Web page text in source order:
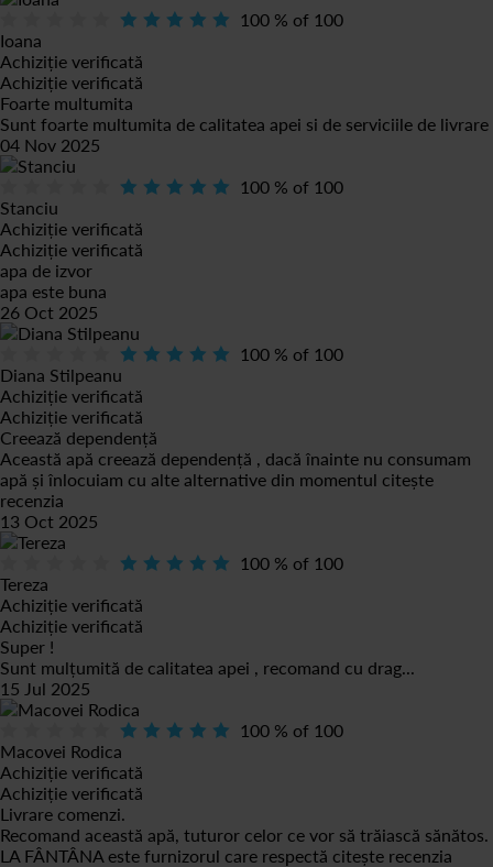
100 % of 100
Ioana
Achiziție verificată
Achiziție verificată
Foarte multumita
Sunt foarte multumita de calitatea apei si de serviciile de livrare
04 Nov 2025
100 % of 100
Stanciu
Achiziție verificată
Achiziție verificată
apa de izvor
apa este buna
26 Oct 2025
100 % of 100
Diana Stilpeanu
Achiziție verificată
Achiziție verificată
Creează dependență
Această apă creează dependență , dacă înainte nu consumam
apă și înlocuiam cu alte alternative din momentul citește
recenzia
13 Oct 2025
100 % of 100
Tereza
Achiziție verificată
Achiziție verificată
Super !
Sunt mulțumită de calitatea apei , recomand cu drag...
15 Jul 2025
100 % of 100
Macovei Rodica
Achiziție verificată
Achiziție verificată
Livrare comenzi.
Recomand această apă, tuturor celor ce vor să trăiască sănătos.
LA FÂNTÂNA este furnizorul care respectă citește recenzia